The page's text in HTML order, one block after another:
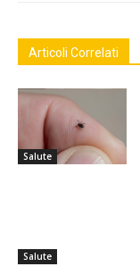
Articoli Correlati
Salute
Salute